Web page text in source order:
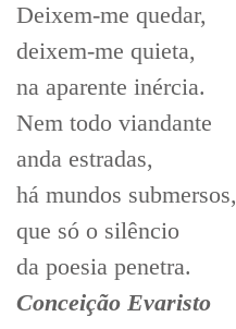
Deixem-me quedar,
deixem-me quieta,
na aparente inércia.
Nem todo viandante
anda estradas,
há mundos submersos,
que só o silêncio
da poesia penetra.
Conceição Evaristo